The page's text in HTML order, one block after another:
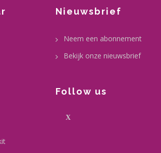
Nieuwsbrief
Neem een abonnement
Bekijk onze nieuwsbrief
Follow us
X